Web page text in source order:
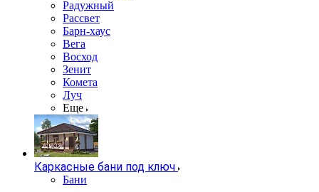
Радужный
Рассвет
Барн-хаус
Вега
Восход
Зенит
Комета
Луч
Еще
Каркасные бани под ключ
Бани